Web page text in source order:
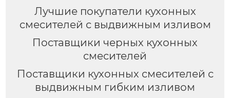
Лучшие покупатели кухонных
смесителей с выдвижным изливом
Поставщики черных кухонных
смесителей
Поставщики кухонных смесителей с
выдвижным гибким изливом